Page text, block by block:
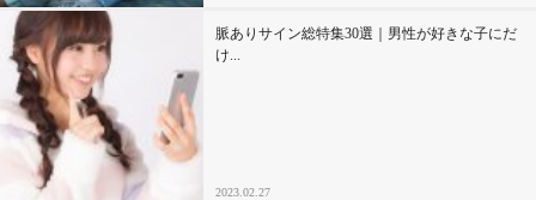
脈ありサイン総特集30選｜男性が好きな子にだ
け...
2023.02.27